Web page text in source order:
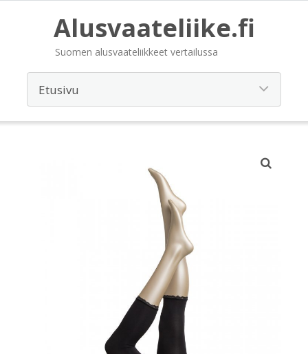
Alusvaateliike.fi
Suomen alusvaateliikkeet vertailussa